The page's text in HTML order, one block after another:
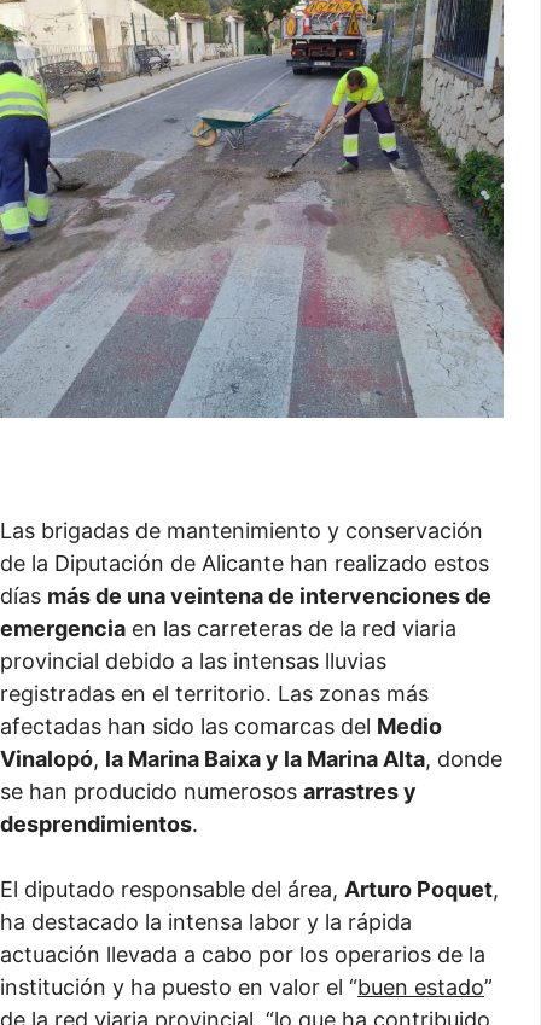
Las brigadas de mantenimiento y conservación
de la Diputación de Alicante han realizado estos
días más de una veintena de intervenciones de
emergencia en las carreteras de la red viaria
provincial debido a las intensas lluvias
registradas en el territorio. Las zonas más
afectadas han sido las comarcas del Medio
Vinalopó, la Marina Baixa y la Marina Alta, donde
se han producido numerosos arrastres y
desprendimientos.
El diputado responsable del área, Arturo Poquet,
ha destacado la intensa labor y la rápida
actuación llevada a cabo por los operarios de la
institución y ha puesto en valor el “buen estado”
de la red viaria provincial, “lo que ha contribuido